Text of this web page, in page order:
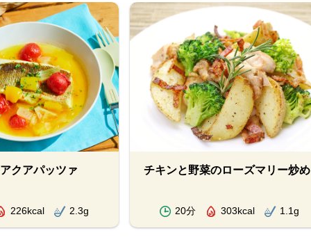
クアパッツァ
226kcal 2.3g
チキンと野菜のローズマリー炒め
20分 303kcal 1.1g